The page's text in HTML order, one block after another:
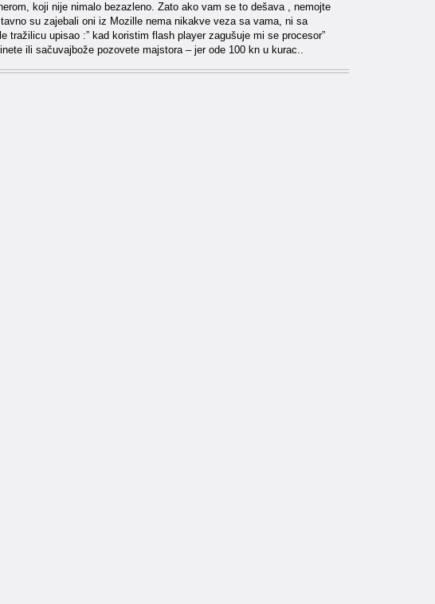
koji nije nimalo bezazleno. Zato ako vam se to dešava , nemojte
su zajebali oni iz Mozille nema nikakve veza sa vama, ni sa
upisao :” kad koristim flash player zagušuje mi se procesor”
ili sačuvajbože pozovete majstora – jer ode 100 kn u kurac..